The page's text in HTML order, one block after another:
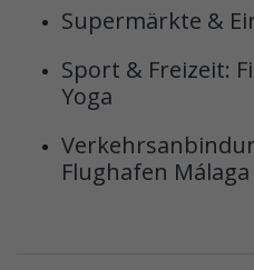
Supermärkte &
Sport & Freizeit:
Yoga
Flughafen Málaga